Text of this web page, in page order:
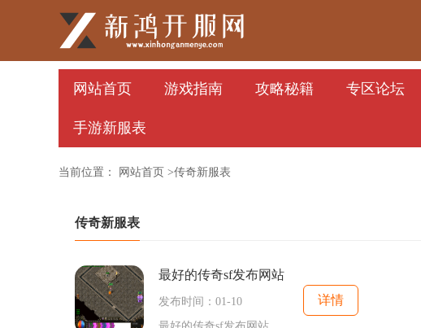
网站首页 游戏指南 攻略秘籍 专区论坛
手游新服表
当前位置： 网站首页 >传奇新服表
传奇新服表
最好的传奇sf发布网站
发布时间：01-10 详情